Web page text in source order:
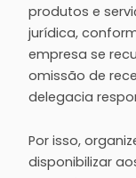
produtos e
jurídica,
empresa se
omissão de
delegacia
Por isso,
disponibilizar